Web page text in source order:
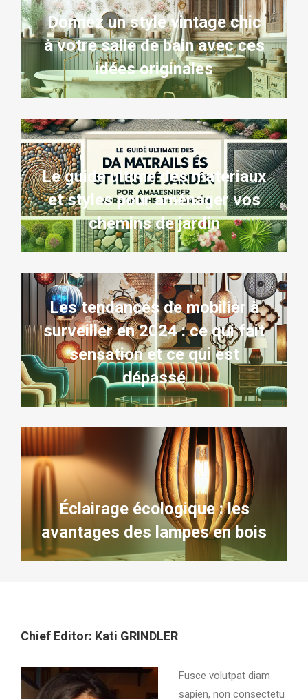
Donnez un style vintage chic
à votre salle de bain avec ces
idées originales
Le guide ultime des matériaux
et styles pour aménager vos
chemins de jardin
Les tendances de mobilier à
surveiller en 2024 : ce qui fait
sensation et ce qui est
dépassé
Éclairage écologique : les
avantages des lampes en bois
Chief Editor: Kati GRINDLER
Fusce volutpat diam
sapien, non consectetu